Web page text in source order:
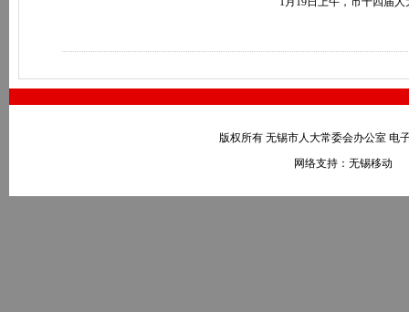
版权所有 无锡市人大常委会办公室 电
网络支持：无锡移动